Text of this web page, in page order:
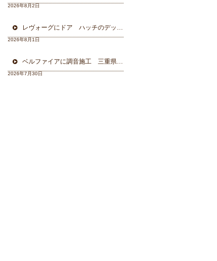
2026年8月2日
レヴォーグにドア ハッチのデッドニング 徳島から
2026年8月1日
ベルファイアに調音施工 三重県から
2026年7月30日